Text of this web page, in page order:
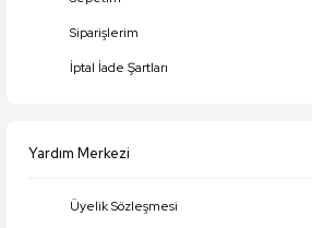
Siparişlerim
İptal İade Şartları
Yardım Merkezi
Üyelik Sözleşmesi